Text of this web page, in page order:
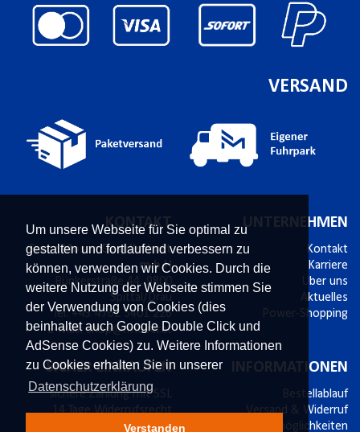
Um unsere Webseite für Sie optimal zu
gestalten und fortlaufend verbessern zu
können, verwenden wir Cookies. Durch die
weitere Nutzung der Webseite stimmen Sie
der Verwendung von Cookies (dies
beinhaltet auch Google Double Click und
AdSense Cookies) zu. Weitere Informationen
zu Cookies erhalten Sie in unserer
Datenschutzerklärung
Verstanden
VERSAND
KONTAKT
Franz Moser Gesellschaft
m.b.H
Bünkerstraße 44,9800
Spittal/Drau
Tel. +43 4762 5401 226
E-Mail: shop@fmoser.at
UNTERNEHMEN
Kontakt
Karriere
Über uns
Aktuelles
Power-Shopping
SICHER EINKAUFEN
sichere Zahlung mit SSL
14 Tage Widerrufsrecht
Käuferschutz
INFORMATIONEN
Bestellablauf
Versand & Widerruf
Zahlungsmöglichkeiten